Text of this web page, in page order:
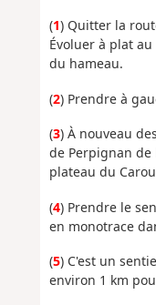
(1) Quitter la
Évoluer à plat
du hameau.
(2) Prendre à
(3) À nouveau
de Perpignan
plateau du
(4) Prendre le
en monotrace
(5) C'est un
environ 1 km